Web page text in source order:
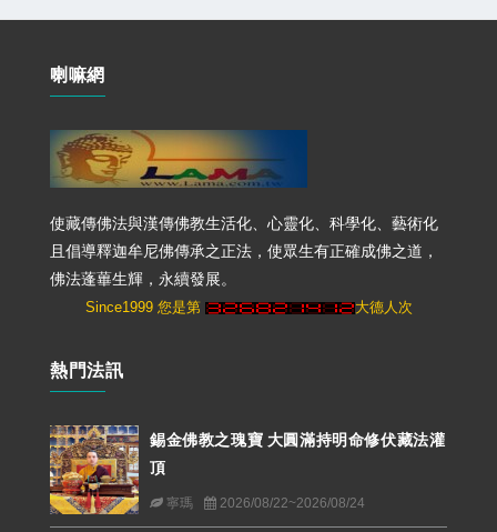
喇嘛網
使藏傳佛法與漢傳佛教生活化、心靈化、科學化、藝術化
且倡導釋迦牟尼佛傳承之正法，使眾生有正確成佛之道，
佛法蓬蓽生輝，永續發展。
Since1999 您是第 大德人次
熱門法訊
錫金佛教之瑰寶 大圓滿持明命修伏藏法灌
頂
寧瑪 2026/08/22~2026/08/24